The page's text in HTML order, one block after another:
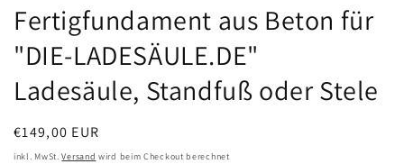
Fertigfundament aus Beton für
"DIE-LADESÄULE.DE"
Ladesäule, Standfuß oder Stele
Normaler
Preis
€149,00 EUR
inkl. MwSt.Versand wird beim Checkout berechnet